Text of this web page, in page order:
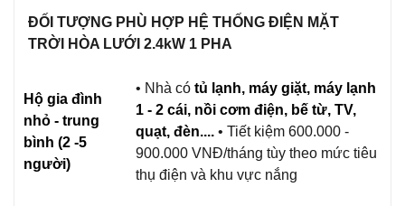
ĐỐI TƯỢNG PHÙ HỢP HỆ THỐNG ĐIỆN MẶT
TRỜI HÒA LƯỚI 2.4kW 1 PHA
Hộ gia đình
nhỏ - trung
bình (2 -5
người)
• Nhà có tủ lạnh, máy giặt, máy lạnh
1 - 2 cái, nồi cơm điện, bế từ, TV,
quạt, đèn.... • Tiết kiệm 600.000 -
900.000 VNĐ/tháng tùy theo mức tiêu
thụ điện và khu vực nắng